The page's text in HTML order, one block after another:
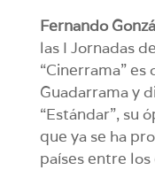
Fernando
las I Jornadas
“Cinerrama”
Guadarrama y
“Estándar”, su
que ya se ha
países entre